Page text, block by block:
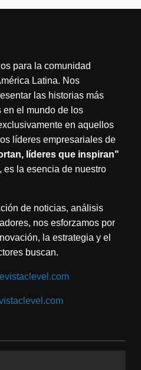
para la comunidad
Latina. Nos
las historias más
en el mundo de los
en aquellos
líderes empresariales de
líderes que inspiran"
es la esencia de nuestro
de noticias, análisis
nos esforzamos por
la estrategia y el
buscan.